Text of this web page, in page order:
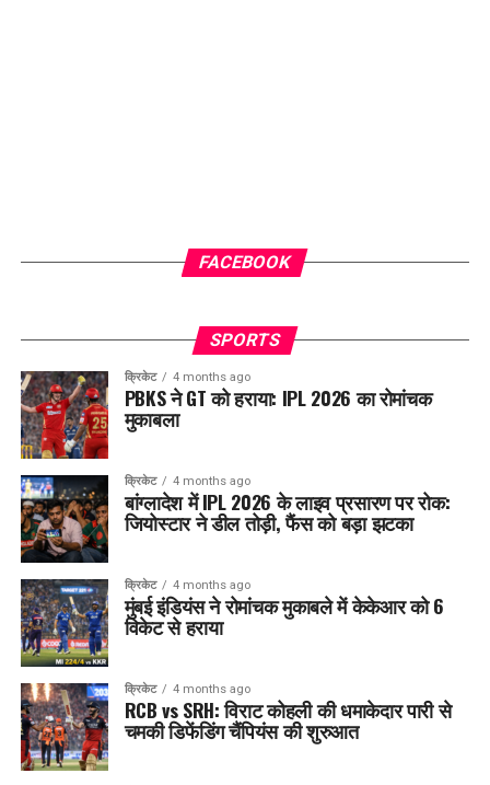
FACEBOOK
SPORTS
क्रिकेट 4 months ago
PBKS ने GT को हराया: IPL 2026 का रोमांचक
मुकाबला
क्रिकेट 4 months ago
बांग्लादेश में IPL 2026 के लाइव प्रसारण पर रोक:
जियोस्टार ने डील तोड़ी, फैंस को बड़ा झटका
क्रिकेट 4 months ago
मुंबई इंडियंस ने रोमांचक मुकाबले में केकेआर को 6
विकेट से हराया
क्रिकेट 4 months ago
RCB vs SRH: विराट कोहली की धमाकेदार पारी से
चमकी डिफेंडिंग चैंपियंस की शुरुआत